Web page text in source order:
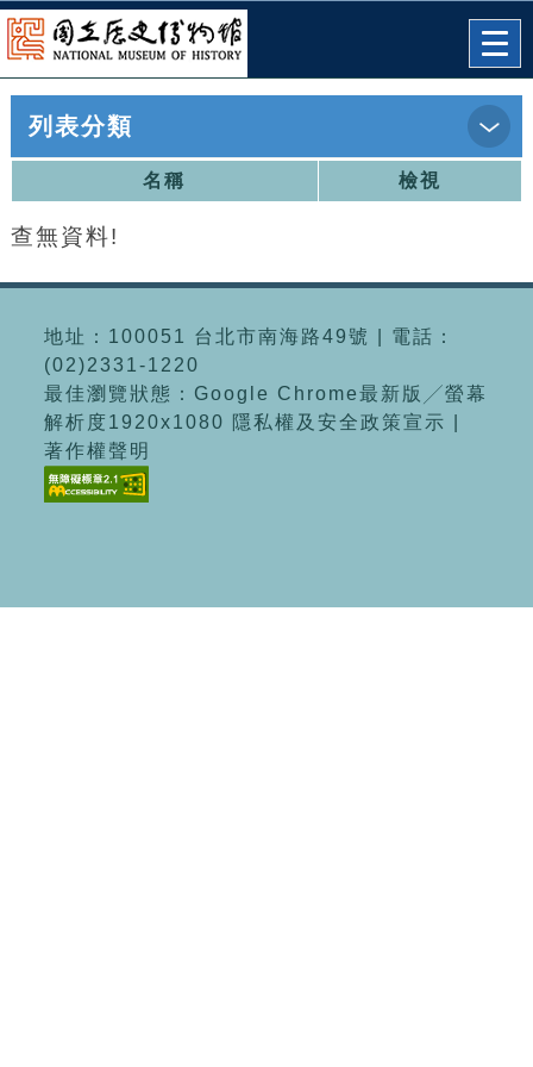
跳到主要內容
網站導覽
前往首頁
列表分類
::: 首頁>申請列表
名稱 檢視
查無資料!
地址：100051 台北市南海路49號 | 電話：
(02)2331-1220
最佳瀏覽狀態：Google Chrome最新版╱螢幕
解析度1920x1080 隱私權及安全政策宣示 |
著作權聲明